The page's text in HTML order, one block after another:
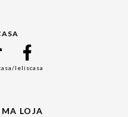
/leliscasa
LOJA